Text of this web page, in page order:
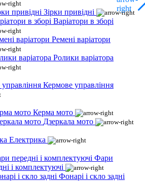
Зірки привідні
Варіатори в зборі
Ремені варіатори
Ролики варіатора
Кермове управління
Керма мото
Дзеркала мото
Електрика
Фари
і комплектуючі
Фонарі і скло задні